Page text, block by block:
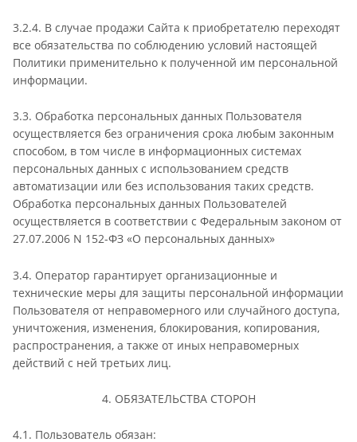
3.2.4. В случае продажи Сайта к приобретателю переходят
все обязательства по соблюдению условий настоящей
Политики применительно к полученной им персональной
информации.
3.3. Обработка персональных данных Пользователя
осуществляется без ограничения срока любым законным
способом, в том числе в информационных системах
персональных данных с использованием средств
автоматизации или без использования таких средств.
Обработка персональных данных Пользователей
осуществляется в соответствии с Федеральным законом от
27.07.2006 N 152-ФЗ «О персональных данных»
3.4. Оператор гарантирует организационные и
технические меры для защиты персональной информации
Пользователя от неправомерного или случайного доступа,
уничтожения, изменения, блокирования, копирования,
распространения, а также от иных неправомерных
действий с ней третьих лиц.
4. ОБЯЗАТЕЛЬСТВА СТОРОН
4.1. Пользователь обязан: